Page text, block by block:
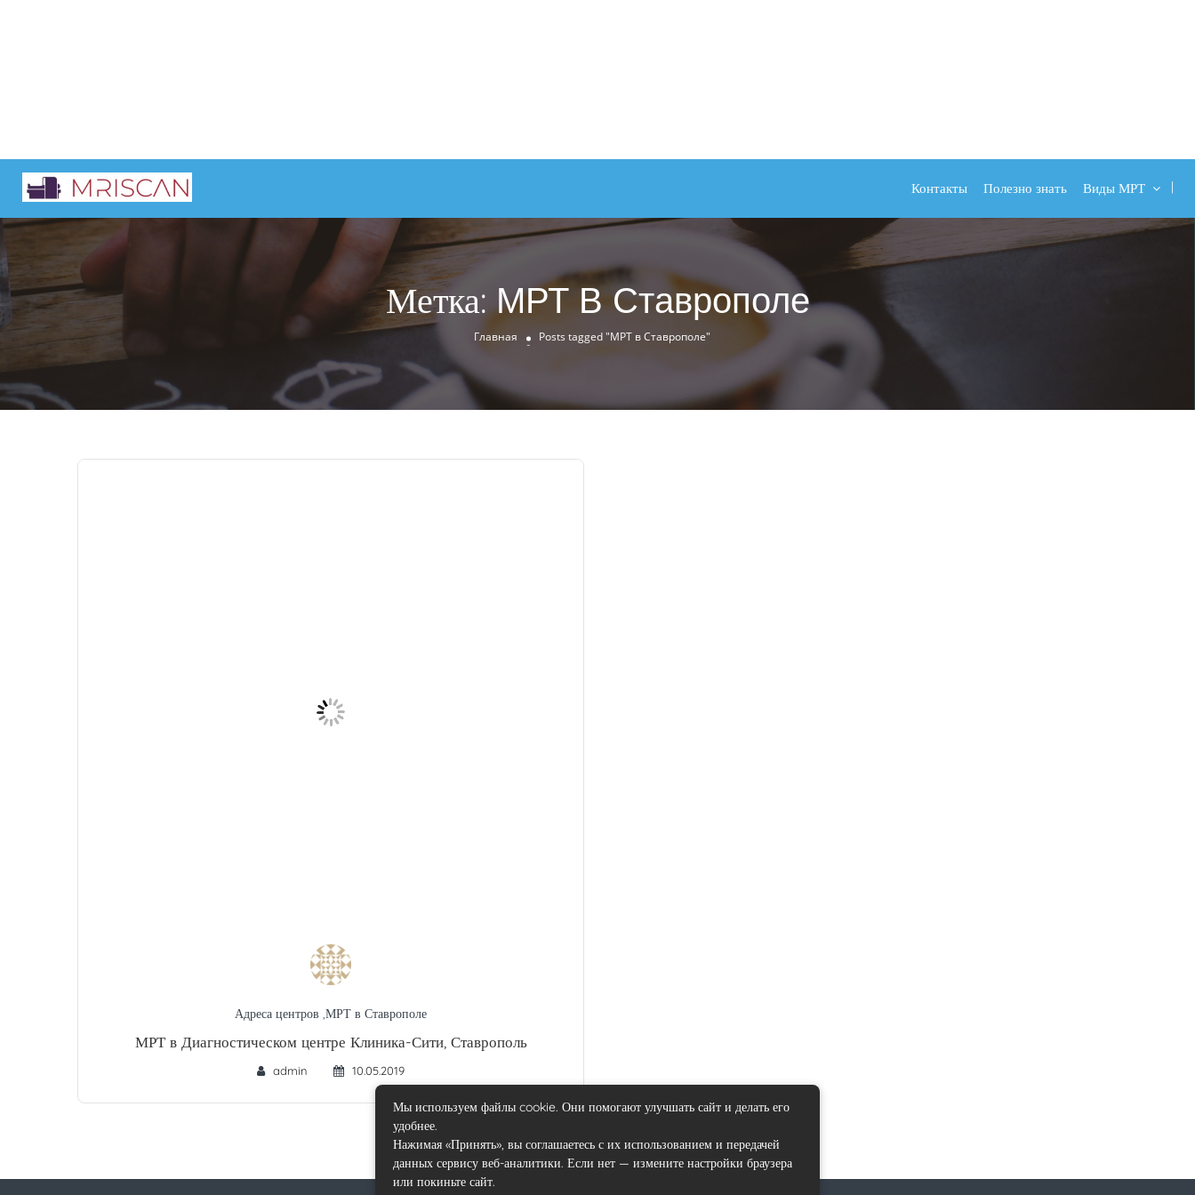
Контакты Полезно знать Виды МРТ
Метка:МРТ В Ставрополе
Главная Posts tagged "МРТ в Ставрополе"
Адреса центров ,МРТ в Ставрополе
МРТ в Диагностическом центре Клиника-Сити, Ставрополь
admin 10.05.2019
Мы используем файлы cookie. Они помогают улучшать сайт и делать его
удобнее.
Нажимая «Принять», вы соглашаетесь с их использованием и передачей
данных сервису веб-аналитики. Если нет — измените настройки браузера
или покиньте сайт.